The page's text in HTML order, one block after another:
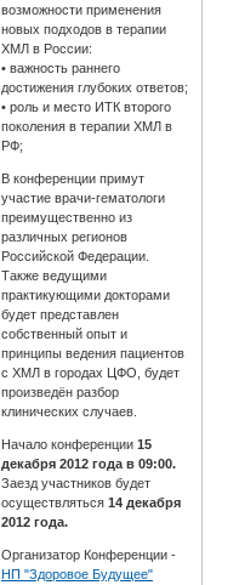
возможности применения
новых подходов в терапии
ХМЛ в России:
• важность раннего
достижения глубоких ответов;
• роль и место ИТК второго
поколения в терапии ХМЛ в
РФ;
В конференции примут
участие врачи-гематологи
преимущественно из
различных регионов
Российской Федерации.
Также ведущими
практикующими докторами
будет представлен
собственный опыт и
принципы ведения пациентов
с ХМЛ в городах ЦФО, будет
произведён разбор
клинических случаев.
Начало конференции15
декабря 2012 года в 09:00.
Заезд участников будет
осуществляться14 декабря
2012 года.
Организатор Конференции -
НП "Здоровое Будущее"